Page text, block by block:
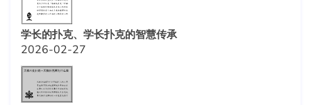
学长的扑克、学长扑克的智慧传承
2026-02-27